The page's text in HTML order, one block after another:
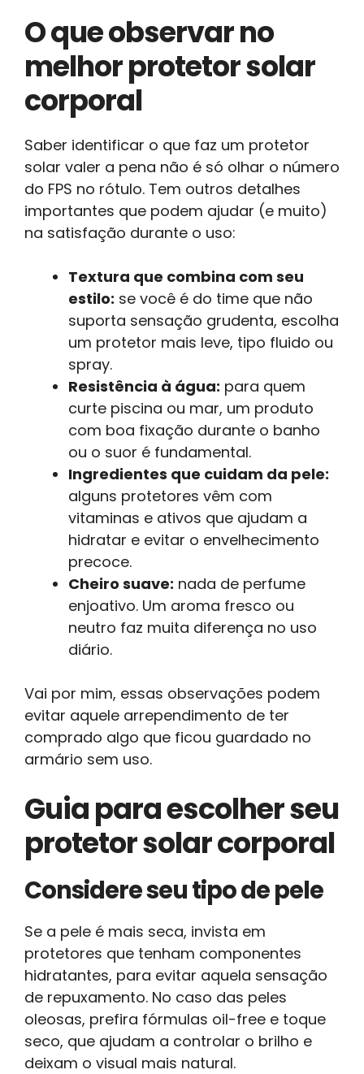
O que observar no
melhor protetor solar
corporal
Saber identificar o que faz um protetor
solar valer a pena não é só olhar o número
do FPS no rótulo. Tem outros detalhes
importantes que podem ajudar (e muito)
na satisfação durante o uso:
Textura que combina com seu
estilo: se você é do time que não
suporta sensação grudenta, escolha
um protetor mais leve, tipo fluido ou
spray.
Resistência à água: para quem
curte piscina ou mar, um produto
com boa fixação durante o banho
ou o suor é fundamental.
Ingredientes que cuidam da pele:
alguns protetores vêm com
vitaminas e ativos que ajudam a
hidratar e evitar o envelhecimento
precoce.
Cheiro suave: nada de perfume
enjoativo. Um aroma fresco ou
neutro faz muita diferença no uso
diário.
Vai por mim, essas observações podem
evitar aquele arrependimento de ter
comprado algo que ficou guardado no
armário sem uso.
Guia para escolher seu
protetor solar corporal
Considere seu tipo de pele
Se a pele é mais seca, invista em
protetores que tenham componentes
hidratantes, para evitar aquela sensação
de repuxamento. No caso das peles
oleosas, prefira fórmulas oil-free e toque
seco, que ajudam a controlar o brilho e
deixam o visual mais natural.